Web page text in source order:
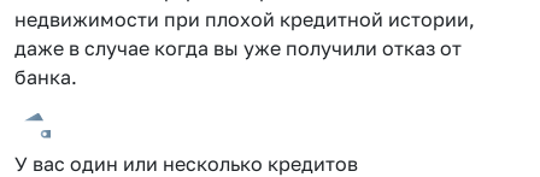
недвижимости при плохой кредитной истории,
даже в случае когда вы уже получили отказ от
банка.
У вас один или несколько кредитов